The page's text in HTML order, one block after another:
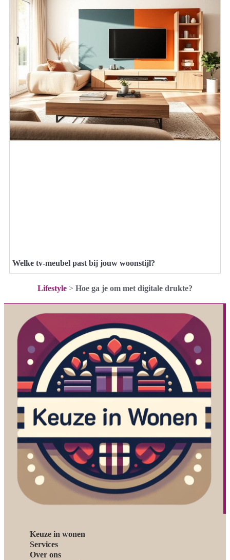
Welke tv-meubel past bij jouw woonstijl?
Lifestyle > Hoe ga je om met digitale drukte?
Keuze in wonen
Services
Over ons